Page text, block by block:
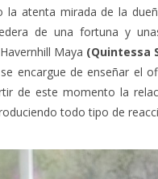
atenta mirada de la
de una fortuna y
Maya (Quintessa
encargue de enseñar el
de este momento la
todo tipo de